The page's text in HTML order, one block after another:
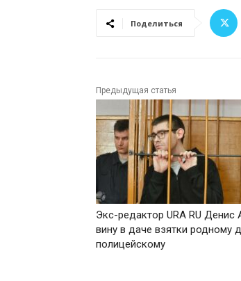
Поделиться
Предыдущая статья
Экс-редактор URA RU Денис
вину в даче взятки родному
полицейскому